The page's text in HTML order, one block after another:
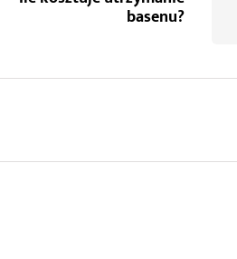
basenu?